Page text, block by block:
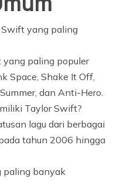
yang paling
yang paling populer
Space, Shake It Off,
dan Anti-Hero.
Taylor Swift?
lagu dari berbagai
tahun 2006 hingga
paling banyak